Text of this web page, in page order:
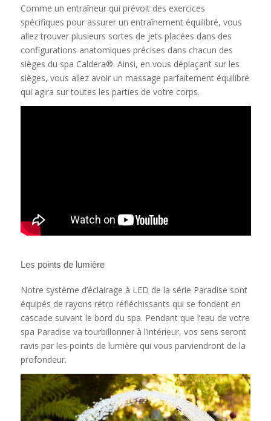
Comme un entraîneur qui prévoit des exercices
spécifiques pour assurer un entraînement équilibré, vous
allez trouver plusieurs sortes de jets placées dans des
configurations anatomiques précises dans chacun des
sièges du spa Caldera®. Ainsi, en vous déplaçant sur les
sièges, vous allez avoir un massage parfaitement équilibré
qui agira sur toutes les parties de votre corps.
Les points de lumière
Notre système d’éclairage à LED de la série Paradise sont
équipés de rayons rétro réfléchissants qui se fondent en
cascade suivant le bord du spa. Pendant que l’eau de votre
spa Paradise va tourbillonner à l’intérieur, vos sens seront
ravis par les points de lumière qui vous parviendront de la
profondeur.